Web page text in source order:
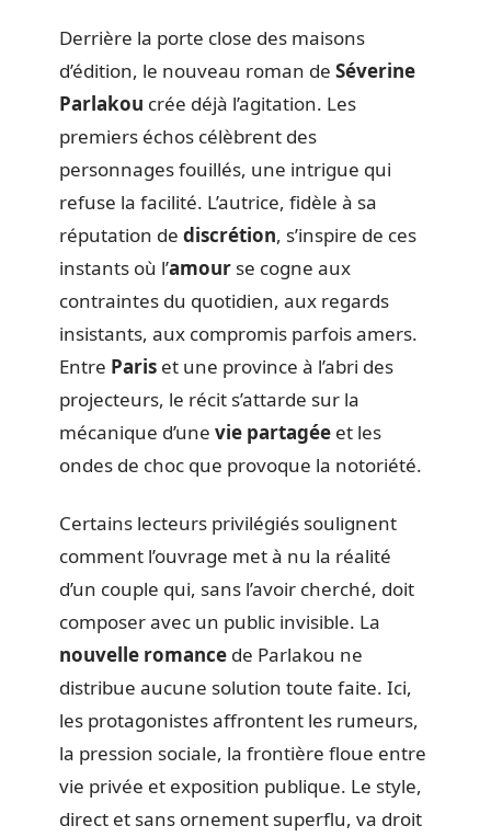
Derrière la porte close des maisons
d’édition, le nouveau roman de Séverine
Parlakou crée déjà l’agitation. Les
premiers échos célèbrent des
personnages fouillés, une intrigue qui
refuse la facilité. L’autrice, fidèle à sa
réputation de discrétion, s’inspire de ces
instants où l’amour se cogne aux
contraintes du quotidien, aux regards
insistants, aux compromis parfois amers.
Entre Paris et une province à l’abri des
projecteurs, le récit s’attarde sur la
mécanique d’une vie partagée et les
ondes de choc que provoque la notoriété.
Certains lecteurs privilégiés soulignent
comment l’ouvrage met à nu la réalité
d’un couple qui, sans l’avoir cherché, doit
composer avec un public invisible. La
nouvelle romance de Parlakou ne
distribue aucune solution toute faite. Ici,
les protagonistes affrontent les rumeurs,
la pression sociale, la frontière floue entre
vie privée et exposition publique. Le style,
direct et sans ornement superflu, va droit